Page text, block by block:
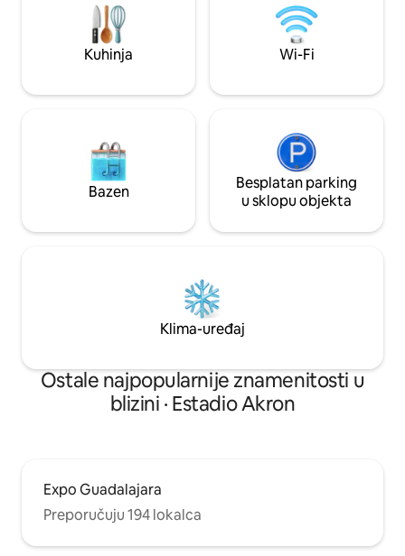
Zapopan Centro,
🚫 Djeca,
tvrtke za
Kuhinja Wi-Fi
Bazen
Besplatan parking
u sklopu objekta
Klima-uređaj
Ostale najpopularnije znamenitosti u
blizini · Estadio Akron
Expo Guadalajara
Preporučuju 194 lokalca